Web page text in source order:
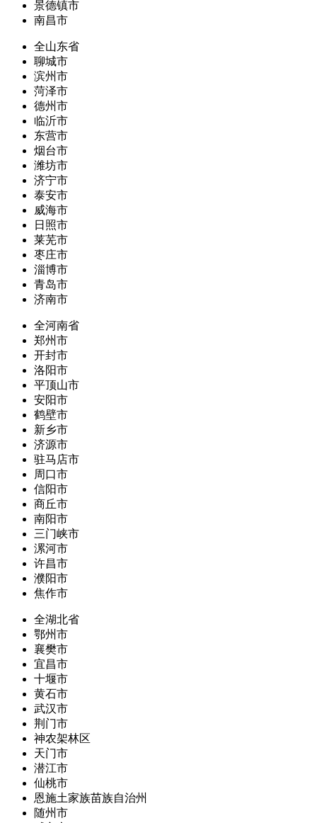
景德镇市
南昌市
全山东省
聊城市
滨州市
菏泽市
德州市
临沂市
东营市
烟台市
潍坊市
济宁市
泰安市
威海市
日照市
莱芜市
枣庄市
淄博市
青岛市
济南市
全河南省
郑州市
开封市
洛阳市
平顶山市
安阳市
鹤壁市
新乡市
济源市
驻马店市
周口市
信阳市
商丘市
南阳市
三门峡市
漯河市
许昌市
濮阳市
焦作市
全湖北省
鄂州市
襄樊市
宜昌市
十堰市
黄石市
武汉市
荆门市
神农架林区
天门市
潜江市
仙桃市
恩施土家族苗族自治州
随州市